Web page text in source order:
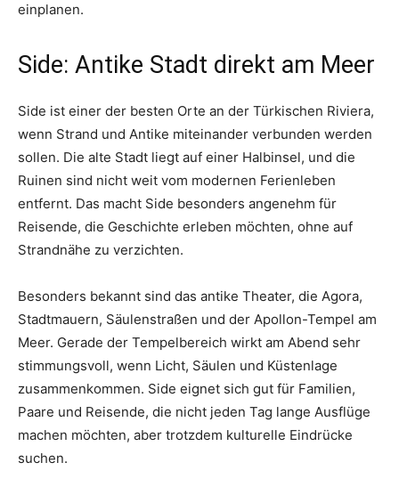
einplanen.
Side: Antike Stadt direkt am Meer
Side ist einer der besten Orte an der Türkischen Riviera,
wenn Strand und Antike miteinander verbunden werden
sollen. Die alte Stadt liegt auf einer Halbinsel, und die
Ruinen sind nicht weit vom modernen Ferienleben
entfernt. Das macht Side besonders angenehm für
Reisende, die Geschichte erleben möchten, ohne auf
Strandnähe zu verzichten.
Besonders bekannt sind das antike Theater, die Agora,
Stadtmauern, Säulenstraßen und der Apollon-Tempel am
Meer. Gerade der Tempelbereich wirkt am Abend sehr
stimmungsvoll, wenn Licht, Säulen und Küstenlage
zusammenkommen. Side eignet sich gut für Familien,
Paare und Reisende, die nicht jeden Tag lange Ausflüge
machen möchten, aber trotzdem kulturelle Eindrücke
suchen.